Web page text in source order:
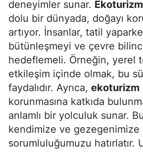
deneyimler sunar. Ekoturizm
dolu bir dünyada, doğayı
artıyor. İnsanlar, tatil
bütünleşmeyi ve çevre
hedeflemeli. Örneğin, yerel
etkileşim içinde olmak, bu
faydalıdır. Ayrıca, ekoturizm
korunmasına katkıda
anlamlı bir yolculuk sunar.
kendimize ve gezegenimize
sorumluluğumuzu hatırlatır.